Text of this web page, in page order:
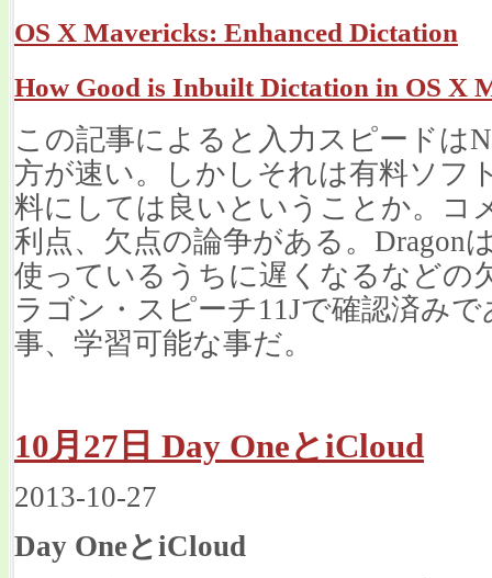
OS X Mavericks: Enhanced Dictation
How Good is Inbuilt Dictation in OS X
この記事によると入力スピードは
方が速い。しかしそれは有料ソフ
料にしては良いということか。コ
利点、欠点の論争がある。Dragon
使っているうちに遅くなるなどの
ラゴン・スピーチ11Jで確認済み
事、学習可能な事だ。
10月27日 Day OneとiCloud
2013-10-27
Day OneとiCloud